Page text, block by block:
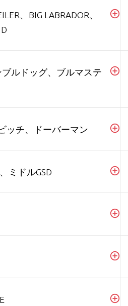
、BIG LABRADOR、
ルドッグ、ブルマステ
ッチ、ドーバーマン
ミドルGSD